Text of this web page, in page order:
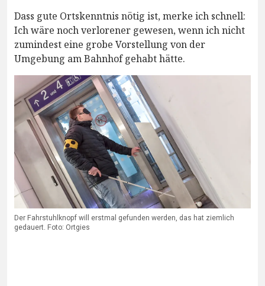
Dass gute Ortskenntnis nötig ist, merke ich schnell:
Ich wäre noch verlorener gewesen, wenn ich nicht
zumindest eine grobe Vorstellung von der
Umgebung am Bahnhof gehabt hätte.
Der Fahrstuhlknopf will erstmal gefunden werden, das hat ziemlich
gedauert. Foto: Ortgies